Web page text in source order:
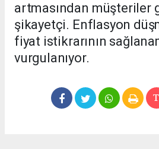
artmasından müşteriler
şikayetçi. Enflasyon
fiyat istikrarının
vurgulanıyor.